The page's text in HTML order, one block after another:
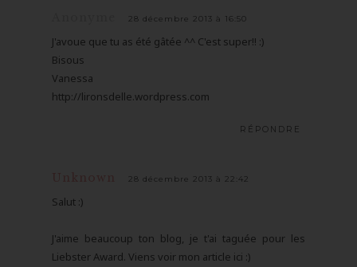
28 décembre 2013 à 16:50
J'avoue que tu as été gâtée ^^ C'est super!! :)
Bisous
Vanessa
http://lironsdelle.wordpress.com
RÉPONDRE
28 décembre 2013 à 22:42
Salut :)
J'aime beaucoup ton blog, je t'ai taguée pour les
Liebster Award. Viens voir mon article ici :)